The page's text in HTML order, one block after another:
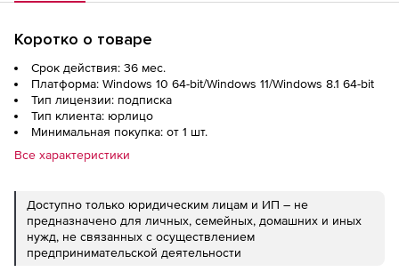
Коротко о товаре
Срок действия: 36 мес.
Платформа: Windows 10 64-bit/Windows 11/Windows 8.1 64-bit
Тип лицензии: подписка
Тип клиента: юрлицо
Минимальная покупка: от 1 шт.
Все характеристики
Доступно только юридическим лицам и ИП – не
предназначено для личных, семейных, домашних и иных
нужд, не связанных с осуществлением
предпринимательской деятельности